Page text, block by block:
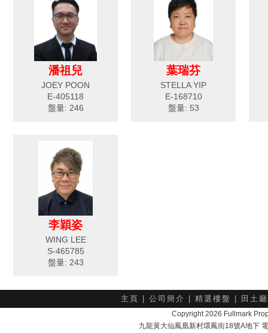
潘祖兒
JOEY POON
E-405118
盤量: 246
葉瑞芬
STELLA YIP
E-168710
盤量: 53
李穎姿
WING LEE
S-465785
盤量: 243
主頁 公司簡介 精選樓盤 田土
Copyright 2026 Fullmark
九龍黃大仙鳳凰新村環鳳街18號A地下